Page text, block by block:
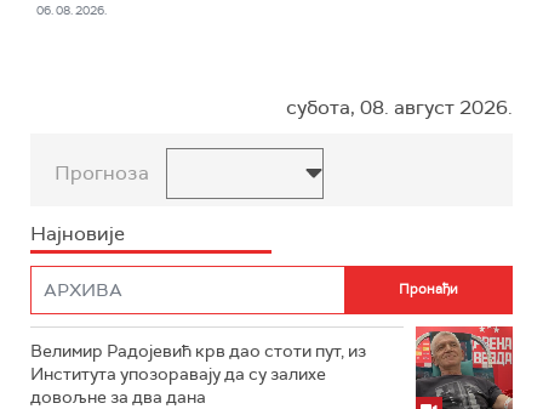
06. 08. 2026.
субота, 08. август 2026.
Прогноза
Најновије
Велимир Радојевић крв дао стоти пут, из
Института упозоравају да су залихе
довољне за два дана